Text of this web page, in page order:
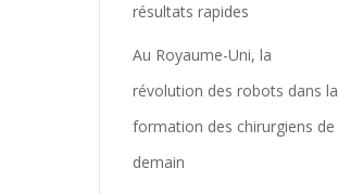
résultats rapides
Au Royaume-Uni, la
révolution des robots dans la
formation des chirurgiens de
demain